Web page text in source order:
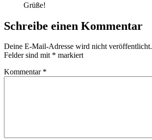
Grüße!
Schreibe einen Kommentar
Deine E-Mail-Adresse wird nicht veröffentlicht.
Felder sind mit * markiert
Kommentar *